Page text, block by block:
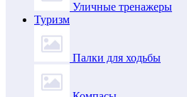
Уличные тренажеры
Туризм
Палки для ходьбы